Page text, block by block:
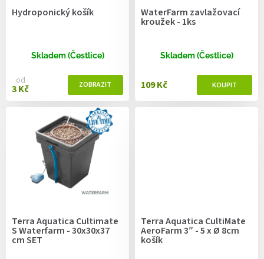
Hydroponický košík
Skladem (Čestlice)
od
3 Kč
WaterFarm zavlažovací
kroužek - 1ks
Skladem (Čestlice)
109 Kč
Terra Aquatica Cultimate
S Waterfarm - 30x30x37
cm SET
Terra Aquatica CultiMate
AeroFarm 3″ - 5 x Ø 8cm
košík